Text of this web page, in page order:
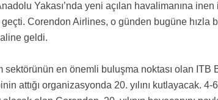
Yakası’nda yeni açılan havalimanına inen
Corendon Airlines, o günden bugüne hızla
geldi.
sektörünün en önemli buluşma noktası olan ITB
attığı organizasyonda 20. yılını kutlayacak.